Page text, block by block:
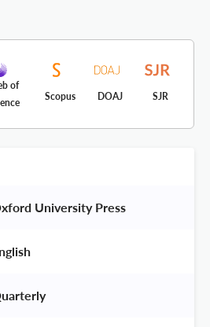
of
Scopus DOAJ SJR
University Press